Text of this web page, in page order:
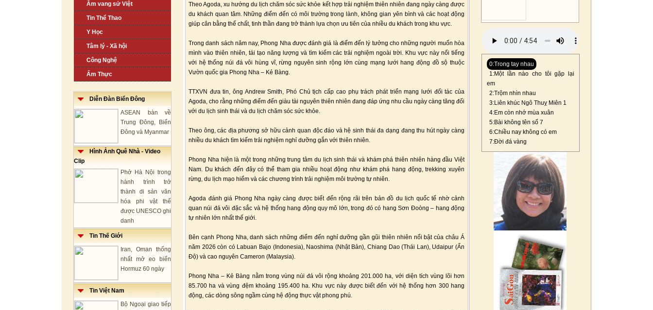
Âm vang sử Việt
Tin Thể Thao
Y Học
Tâm lý - Xã hội
Công Nghệ
Ẩm Thực
Diễn Đàn Biển Đông
ASEAN bàn về
Trung Đông, Biển
Đông và Myanmar
Hình Ảnh Quê Nhà - Video
Clip
Phở Hà Nội trong
hành trình trở
thành di sản văn
hóa phi vật thể
được UNESCO ghi
danh
Tin Thế Giới
Iran, Oman thống
nhất mở eo biển
Hormuz 60 ngày
Tin Việt Nam
Bộ Ngoại giao tiếp
Theo Agoda, xu hướng du lịch chăm sóc sức khỏe kết hợp trải nghiệm thiên nhiên đang ngày càng được
du khách quan tâm. Những điểm đến có môi trường trong lành, không gian yên bình và các hoạt động
giúp cân bằng thể chất, tinh thần đang trở thành lựa chọn ưu tiên của nhiều du khách trong khu vực.
Trong danh sách năm nay, Phong Nha được đánh giá là điểm đến lý tưởng cho những người muốn hòa
mình vào thiên nhiên, tái tạo năng lượng và tìm kiếm các trải nghiệm ngoài trời. Khu vực này nổi tiếng
với hệ thống núi đá vôi hùng vĩ, rừng nguyên sinh rộng lớn cùng mạng lưới hang động đồ sộ thuộc
Vườn quốc gia Phong Nha – Kẻ Bàng.
TTXVN đưa tin, ông Andrew Smith, Phó Chủ tịch cấp cao phụ trách phát triển mạng lưới đối tác của
Agoda, cho rằng những điểm đến giàu tài nguyên thiên nhiên đang đáp ứng nhu cầu ngày càng tăng đối
với du lịch sinh thái và du lịch chăm sóc sức khỏe.
Theo ông, các địa phương sở hữu cảnh quan độc đáo và hệ sinh thái đa dạng đang thu hút ngày càng
nhiều du khách tìm kiếm trải nghiệm nghỉ dưỡng gắn với thiên nhiên.
Phong Nha hiện là một trong những trung tâm du lịch sinh thái và khám phá thiên nhiên hàng đầu Việt
Nam. Du khách đến đây có thể tham gia nhiều hoạt động như khám phá hang động, trekking xuyên
rừng, du lịch mạo hiểm và các chương trình trải nghiệm môi trường tự nhiên.
Agoda đánh giá Phong Nha ngày càng được biết đến rộng rãi trên bản đồ du lịch quốc tế nhờ cảnh
quan núi đá vôi đặc sắc và hệ thống hang động quy mô lớn, trong đó có hang Sơn Đoòng – hang động
tự nhiên lớn nhất thế giới.
Bên cạnh Phong Nha, danh sách những điểm đến nghỉ dưỡng gần gũi thiên nhiên nổi bật của châu Á
năm 2026 còn có Labuan Bajo (Indonesia), Naoshima (Nhật Bản), Chiang Dao (Thái Lan), Udaipur (Ấn
Độ) và cao nguyên Cameron (Malaysia).
Phong Nha – Kẻ Bàng nằm trong vùng núi đá vôi rộng khoảng 201.000 ha, với diện tích vùng lõi hơn
85.700 ha và vùng đệm khoảng 195.400 ha. Khu vực này được biết đến với hệ thống hơn 300 hang
động, các dòng sông ngầm cùng hệ động thực vật phong phú.
0:Trong tay nhau
1:Một lần nào cho tôi gặp lại
em
2:Trộm nhìn nhau
3:Liên khúc Ngô Thuỵ Miên 1
4:Em còn nhớ mùa xuân
5:Bài không tên số 7
6:Chiều nay không có em
7:Đời đá vàng